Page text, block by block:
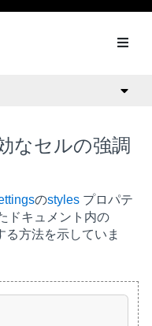
なセルの強調
のstyles プロパテ
ドキュメント内の
る方法を示していま